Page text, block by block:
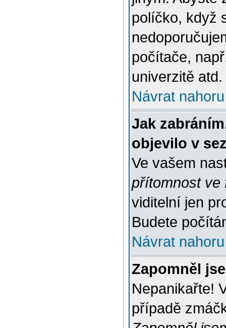
políčko, když
počítače,
univerzitě atd.
Návrat nahoru
Jak
objevilo v
Ve vašem
přítomnost ve
viditelní jen
Budete
Návrat nahoru
Zapomněl
Nepanikařte!
případě